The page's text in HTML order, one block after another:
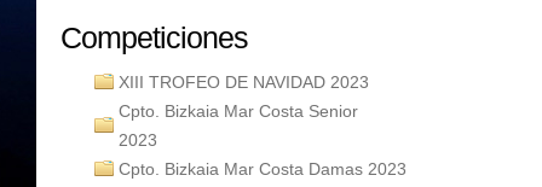
Competiciones
XIII TROFEO DE NAVIDAD 2023
Cpto. Bizkaia Mar Costa Senior
2023
Cpto. Bizkaia Mar Costa Damas 2023